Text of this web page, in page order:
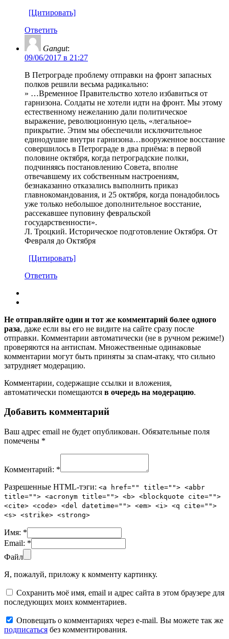
[Цитировать]
Ответить
Gangut:
09/06/2017 в 21:27
В Петрограде проблему отправки на фронт запасных
полков решили весьма радикально:
» …Временное Правительство хотело избавиться от
гарнизона. Солдаты не хотели идти на фронт. Мы этому
естественному нежеланию дали политическое
выражение, революционную цель, «легальное»
прикрытие. Этим мы обеспечили исключительное
единодушие внутри гарнизона…вооруженное восстание
совершилось в Петрограде в два приёма: в первой
половине октября, когда петроградские полки,
подчиняясь постановлению Совета, вполне
отвечавшему их собственным настроениям,
безнаказанно отказались выполнить приказ
главнокомандования, и 25 октября, когда понадобилось
уже только небольшое дополнительное восстание,
рассекавшее пуповину февральской
государственности».
Л. Троцкий. Историческое подготовление Октября. От
Февраля до Октября
[Цитировать]
Ответить
Не отправляйте один и тот же комментарий более одного
раза, даже если вы его не видите на сайте сразу после
отправки. Комментарии автоматически (не в ручном режиме!)
проверяются на антиспам. Множественные одинаковые
комментарии могут быть приняты за спам-атаку, что сильно
затрудняет модерацию.
Комментарии, содержащие ссылки и вложения,
автоматически помещаются в очередь на модерацию.
Добавить комментарий
Ваш адрес email не будет опубликован. Обязательные поля
помечены *
Комментарий: *
Разрешенные HTML-тэги: <a href="" title=""> <abbr
title=""> <acronym title=""> <b> <blockquote cite="">
<cite> <code> <del datetime=""> <em> <i> <q cite="">
<s> <strike> <strong>
Имя: *
Email: *
Файл
Я, пожалуй, приложу к комменту картинку.
Сохранить моё имя, email и адрес сайта в этом браузере для
последующих моих комментариев.
Оповещать о комментариях через e-mail. Вы можете так же
подписаться без комментирования.